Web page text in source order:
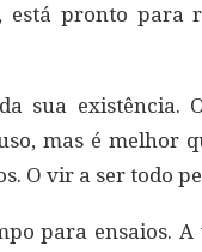
está pronto para
sua existência.
mas é melhor
O vir a ser todo
para ensaios.